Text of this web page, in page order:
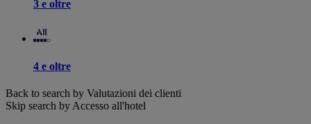
3 e oltre
4 e oltre
Back to search by Valutazioni dei clienti
Skip search by Accesso all'hotel